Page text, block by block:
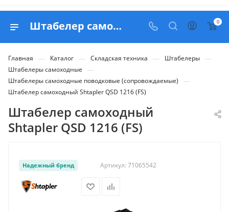
Штабелер самоходный Shtapler QSD 1216 (FS) - купить в Belapex 0
Главная — Каталог — Складская техника — Штабелеры —
Штабелеры самоходные —
Штабелеры самоходные поводковые (сопровождаемые) —
Штабелер самоходный Shtapler QSD 1216 (FS)
Штабелер самоходный
Shtapler QSD 1216 (FS)
Надежный бренд Артикул: 71065542